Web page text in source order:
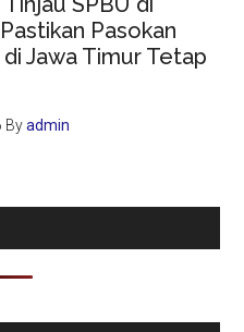
Pasokan
Jawa Timur Tetap
Byadmin